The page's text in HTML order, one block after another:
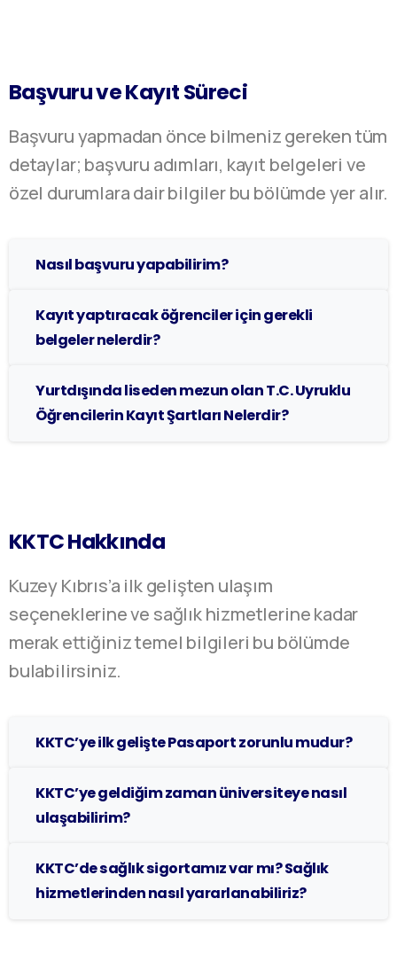
Başvuru ve Kayıt Süreci
Başvuru yapmadan önce bilmeniz gereken tüm
detaylar; başvuru adımları, kayıt belgeleri ve
özel durumlara dair bilgiler bu bölümde yer alır.
Nasıl başvuru yapabilirim?
Kayıt yaptıracak öğrenciler için gerekli
belgeler nelerdir?
Yurtdışında liseden mezun olan T.C. Uyruklu
Öğrencilerin Kayıt Şartları Nelerdir?
KKTC Hakkında
Kuzey Kıbrıs’a ilk gelişten ulaşım
seçeneklerine ve sağlık hizmetlerine kadar
merak ettiğiniz temel bilgileri bu bölümde
bulabilirsiniz.
KKTC’ye ilk gelişte Pasaport zorunlu mudur?
KKTC’ye geldiğim zaman üniversiteye nasıl
ulaşabilirim?
KKTC’de sağlık sigortamız var mı? Sağlık
hizmetlerinden nasıl yararlanabiliriz?